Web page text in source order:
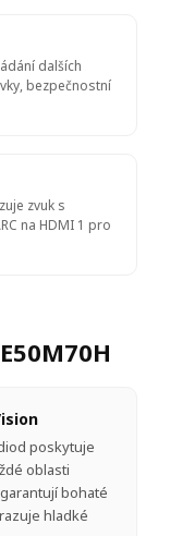
dalších
bezpečnostní
zvuk s
na HDMI 1 pro
poskytuje
oblasti
garantují bohaté
hladké